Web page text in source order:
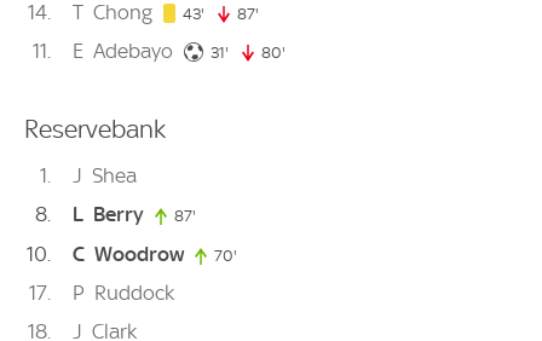
14 T Chong 43' 43. minute
87'
11 E Adebayo 31' 31. minute
80'
Reservebank
1 J Shea
8
L Berry 87'
10 C Woodrow 70'
17 P Ruddock
18
J Clark